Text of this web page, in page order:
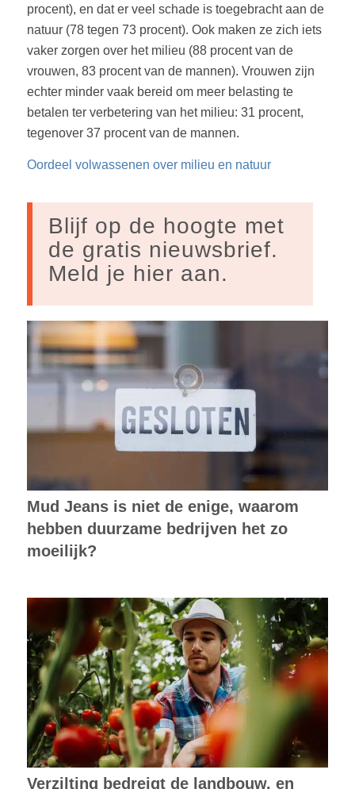
procent), en dat er veel schade is toegebracht aan de
natuur (78 tegen 73 procent). Ook maken ze zich iets
vaker zorgen over het milieu (88 procentvan de
vrouwen, 83 procentvan de mannen). Vrouwen zijn
echter minder vaak bereid om meer belasting te
betalen ter verbetering van het milieu: 31 procent,
tegenover 37 procentvan de mannen.
Oordeel volwassenen over milieu en natuur
Blijf op de hoogte met
de gratis nieuwsbrief.
Meld je hier aan.
Mud Jeans is niet de enige, waarom
hebben duurzame bedrijven het zo
moeilijk?
Verzilting bedreigt de landbouw, en